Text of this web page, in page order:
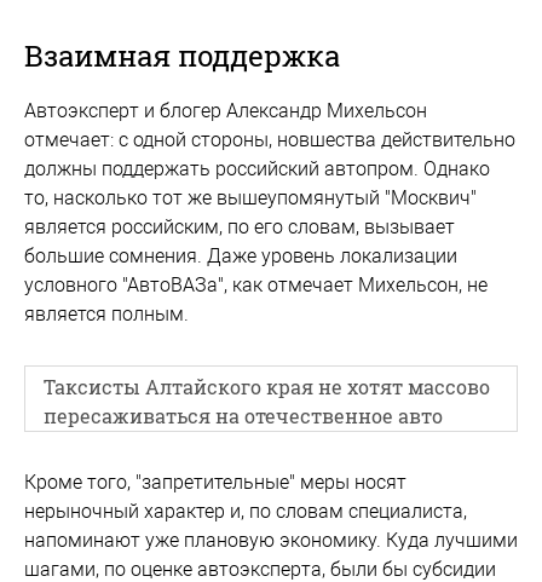
Взаимная поддержка
Автоэксперт и блогер Александр Михельсон
отмечает: с одной стороны, новшества действительно
должны поддержать российский автопром. Однако
то, насколько тот же вышеупомянутый "Москвич"
является российским, по его словам, вызывает
большие сомнения. Даже уровень локализации
условного "АвтоВАЗа", как отмечает Михельсон, не
является полным.
Таксисты Алтайского края не хотят массово
пересаживаться на отечественное авто
Кроме того, "запретительные" меры носят
нерыночный характер и, по словам специалиста,
напоминают уже плановую экономику. Куда лучшими
шагами, по оценке автоэксперта, были бы субсидии